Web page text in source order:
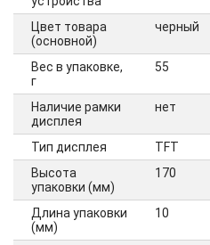
Цвет товара
(основной)
черный
Вес в упаковке,
г
55
Наличие рамки
дисплея
нет
Тип дисплея
TFT
Высота
упаковки (мм)
170
Длина упаковки
(мм)
10